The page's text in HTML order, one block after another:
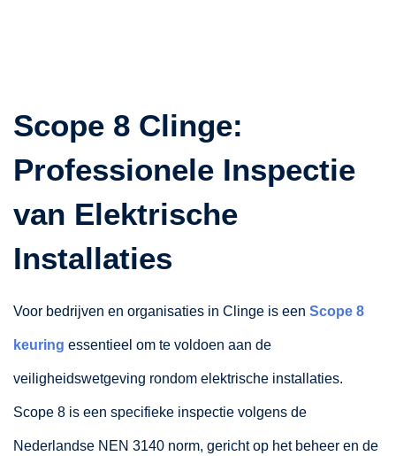
Scope 8 Clinge:
Professionele Inspectie
van Elektrische
Installaties
Voor bedrijven en organisaties in Clinge is een Scope 8
keuring essentieel om te voldoen aan de
veiligheidswetgeving rondom elektrische installaties.
Scope 8 is een specifieke inspectie volgens de
Nederlandse NEN 3140 norm, gericht op het beheer en de